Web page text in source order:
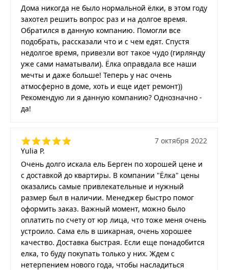
Дома никогда не было нормальной ёлки, в этом году
захотел решить вопрос раз и на долгое время.
Обратился в данную компанию. Помогли все
подобрать, рассказали что и с чем едят. Спустя
недолгое время, привезли вот такое чудо (гирлянду
уже сами наматывали). Ёлка оправдала все наши
мечты и даже больше! Теперь у нас очень
атмосферно в доме, хоть и еще идет ремонт))
Рекомендую ли я данную компанию? Однозначно -
да!
Yulia P.
7 октября 2022
Очень долго искала ель Берген по хорошей цене и
с доставкой до квартиры. В компании "Ёлка" цены
оказались самые привлекательные и нужный
размер был в наличии. Менеджер быстро помог
оформить заказ. Важный момент, можно было
оплатить по счету от юр лица, что тоже меня очень
устроило. Сама ель в шикарная, очень хорошее
качество. Доставка быстрая. Если еще понадобится
елка, то буду покупать только у них. Ждем с
нетерпением нового года, чтобы насладиться